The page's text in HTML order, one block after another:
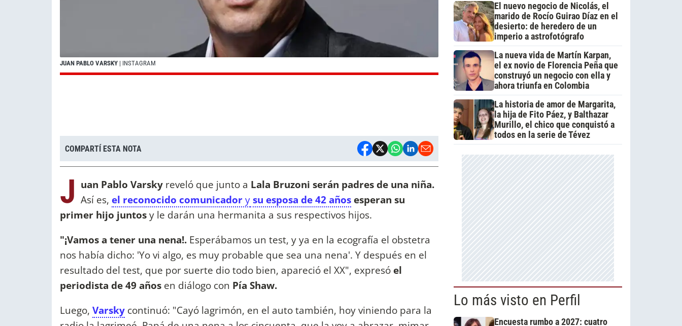
JUAN PABLO VARSKY | INSTAGRAM
COMPARTÍ ESTA NOTA
J uan Pablo Varsky reveló que junto a Lala Bruzoni serán padres de una niña.
Así es, el reconocido comunicadorysu esposa de 42 años esperan su
primer hijo juntosy le darán una hermanita a sus respectivos hijos.
"¡Vamos a tener una nena!. Esperábamos un test, y ya en la ecografía el obstetra
nos había dicho: 'Yo vi algo, es muy probable que sea una nena'. Y después en el
resultado del test, que por suerte dio todo bien, apareció el XX", expresó el
periodista de 49 años en diálogo con Pía Shaw.
Luego, Varsky continuó: "Cayó lagrimón, en el auto también, hoy viniendo para la
El nuevo negocio de Nicolás, el
marido de Rocío Guirao Díaz en el
desierto: de heredero de un
imperio a astrofotógrafo
La nueva vida de Martín Karpan,
el ex novio de Florencia Peña que
construyó un negocio con ella y
ahora triunfa en Colombia
La historia de amor de Margarita,
la hija de Fito Páez, y Balthazar
Murillo, el chico que conquistó a
todos en la serie de Tévez
Lo más visto en Perfil
Encuesta rumbo a 2027: cuatro